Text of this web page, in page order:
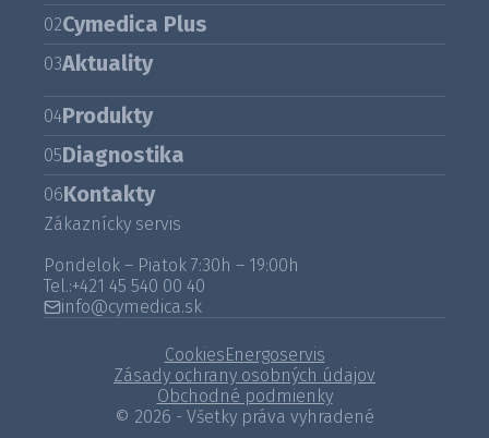
02Cymedica Plus
03Aktuality
04Produkty
05Diagnostika
06Kontakty
Zákaznícky servis
Pondelok – Piatok 7:30h – 19:00h
Tel.:+421 45 540 00 40
info@cymedica.sk
© 2026 - Všetky práva vyhradené
CookiesEnergoservis
Zásady ochrany osobných údajov
Obchodné podmienky